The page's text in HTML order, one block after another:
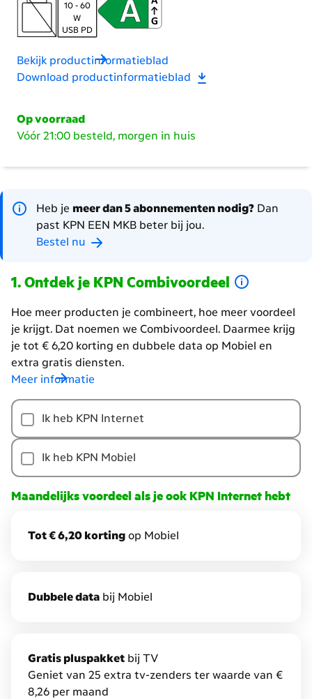
10 - 60
W
USB PD
Bekijk productinformatieblad
Download productinformatieblad
Op voorraad
Vóór 21:00 besteld, morgen in huis
Heb je meer dan 5 abonnementen nodig? Dan
past KPN EEN MKB beter bij jou.
Bestel nu
Ontdek je KPN Combivoordeel
Hoe meer producten je combineert, hoe meer voordeel
je krijgt. Dat noemen we Combivoordeel. Daarmee krijg
je tot € 6,20 korting en dubbele data op Mobiel en
extra gratis diensten.
Meer informatie
Hoe
meer
producten
combineert,
hoe
noemen
krijg
Ik heb KPN Internet
Ik heb KPN Mobiel
Maandelijks voordeel als je ook KPN Internet hebt
Tot € 6,20 korting op Mobiel
Dubbele data bij Mobiel
Gratis pluspakket bij TV
Geniet van 25 extra tv-zenders ter waarde van €
8,26 per maand